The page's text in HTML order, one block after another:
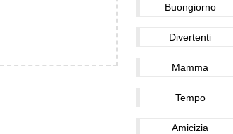
Buongiorno
Divertenti
Mamma
Tempo
Amicizia